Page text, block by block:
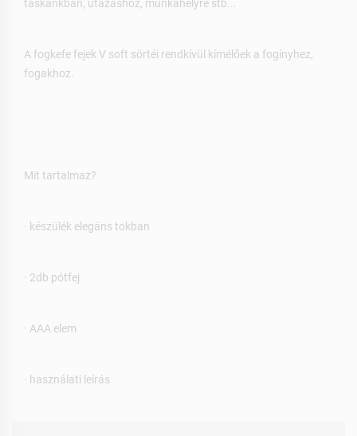
táskánkban, utazáshoz, munkahelyre stb...
A fogkefe fejek V soft sörtéi rendkívül kímélőek a fogínyhez,
fogakhoz.
Mit tartalmaz?
· készülék elegáns tokban
· 2db pótfej
· AAA elem
· használati leírás